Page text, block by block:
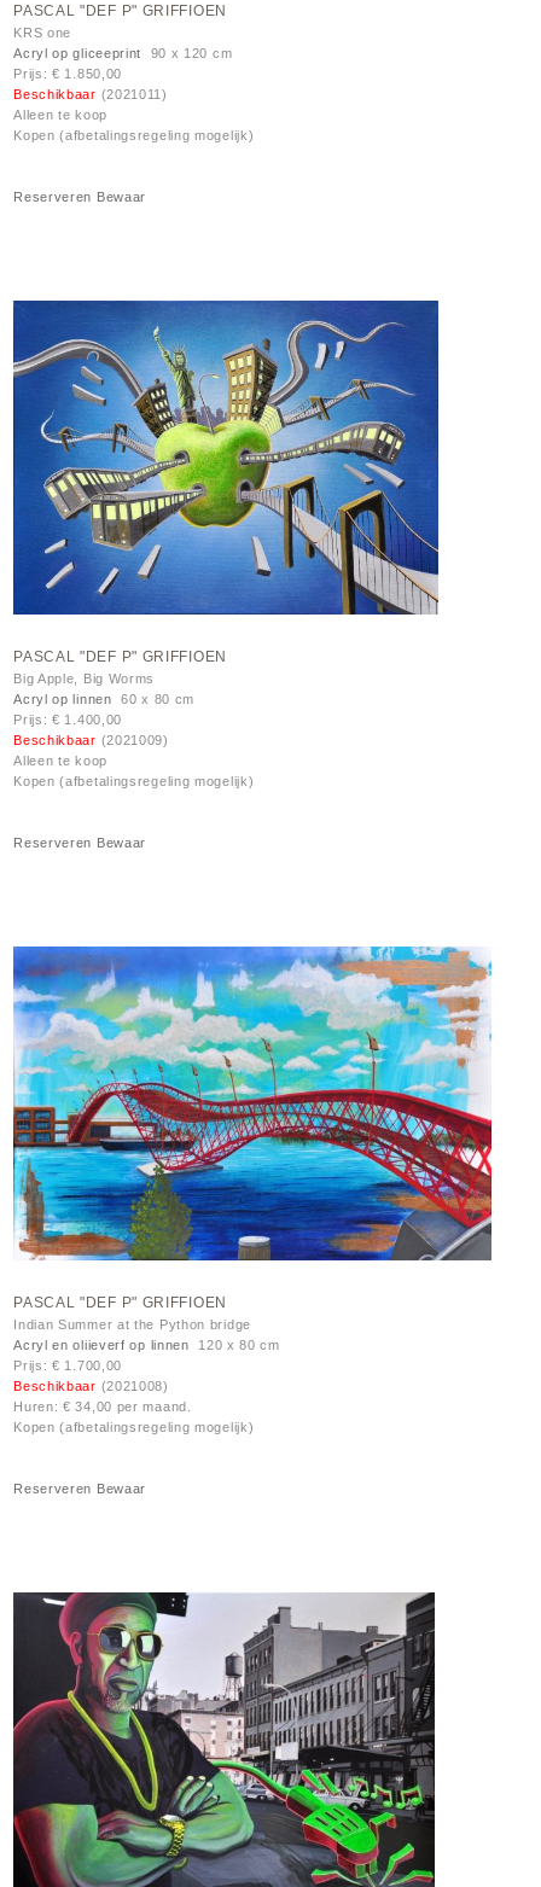
PASCAL "DEF P" GRIFFIOEN
KRS one
Acryl op gliceeprint 90 x 120 cm
Prijs: € 1.850,00
Beschikbaar (2021011)
Alleen te koop
Kopen (afbetalingsregeling mogelijk)
Reserveren Bewaar
PASCAL "DEF P" GRIFFIOEN
Big Apple, Big Worms
Acryl op linnen 60 x 80 cm
Prijs: € 1.400,00
Beschikbaar (2021009)
Alleen te koop
Kopen (afbetalingsregeling mogelijk)
Reserveren Bewaar
PASCAL "DEF P" GRIFFIOEN
Indian Summer at the Python bridge
Acryl en oliieverf op linnen 120 x 80 cm
Prijs: € 1.700,00
Beschikbaar (2021008)
Huren: € 34,00 per maand.
Kopen (afbetalingsregeling mogelijk)
Reserveren Bewaar